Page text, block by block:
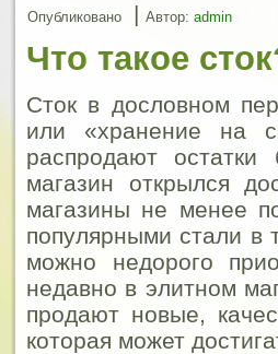
Опубликовано | Автор: admin
Что такое
Сток в дословном
или «хранение на
распродают
магазин открылся
магазины не менее
популярными стали в
можно недорого
недавно в элитном
продают новые,
которая может